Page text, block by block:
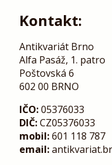
Kontakt:
Antikvariát Brno
Alfa Pasáž, 1. patro
Poštovská 6
602 00 BRNO
IČO:05376033
DIČ:CZ05376033
mobil:601 118 787
email: